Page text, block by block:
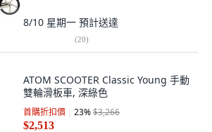
8/10 星期一 預計送達
(20)
ATOM SCOOTER Classic Young 手動
雙輪滑板車, 深綠色
首購折扣價 23%$3,266
$2,513